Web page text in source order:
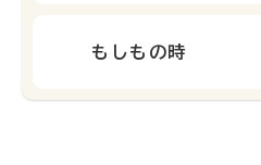
もしもの時